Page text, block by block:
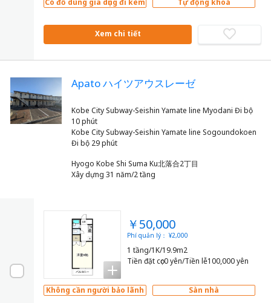
Có đồ dùng gia dụng đi kèm Tự động khoá
Xem chi tiết
Apato ハイツアウスレーゼ
Kobe City Subway-Seishin Yamate line Myodani Đi bộ
10 phút
Kobe City Subway-Seishin Yamate line Sogoundokoen
Hyogo Kobe Shi Suma Ku北落合2丁目
Xây dựng 31 năm/2 tầng
￥50,000
Phí quản lý： ¥2,000
1 tầng/1K/19.9m2
Tiền đặt cọc0 yên/Tiền lễ100,000 yên
Không cần người bảo lãnh Sàn nhà